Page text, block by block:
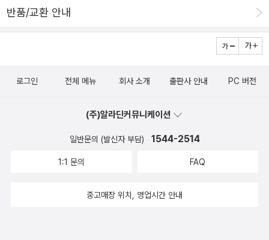
게 되더라구요.(커버가 있는 양장본인경우, 저는 커버가 찢어질까 우
라 좋았어요.) 토르- 천둥의 시대에 비해 그림체는 그리 멋지다 생각
되지 않지만, 스토리는 재미있었습니다. 가끔씩 어벤져스 멤버들이
까메오로 출연해 소소한 즐거움도 있었어요. 이제 토르의 이야기만
나타나면 무척 반가울것 같습니다. 처음에는 코믹스 가격이 비싸
고 다행이라는 생각이 들었어요. 키스 기펜 외 지음, 이규원 옮김
/ 시공사(만화) / 2016년 6월 마블 코믹스의 인기는 지구에서 활약
른 이야기를 펼쳐갑니다. '시빌워'를 향해서 '어벤져스'시리즈를 읽고
갑니다.페이퍼에 담고 보니 많은 책들이 출간되고 출간 예정이군
요. 암튼 시리즈를 구입해서 보려면 휘청할듯.마블 코믹스만 빌려 볼
수 있는 곳이 있었으면 좋겠어요. ^^ 출간일은 최근에 가까운데 이
매력적인지는 모르겠지만, 영화속 배우는 매력적입니다. ^^ (읽은후)
습니다. 그림도 스타일리시하지만, 전체적으로 스토리는 좀 아쉬웠습
니다. 대신 토르 외전이 더 재미있었어요. 토르 (읽은후) 토르 에피
상태가 좋습니다. 토르 한편만 읽으면 좀 아쉽겠지만, 아이언맨과 캡
은 최근이지만 내용상은 전으로 거슬러 올라갑니다. (읽은후) : 우주
반품/교환 안내
로그인 전체 메뉴 회사 소개 출판사 안내 PC 버전
(주)알라딘커뮤니케이션
일반문의 (발신자 부담) 1544-2514
1:1 문의 FAQ
중고매장 위치, 영업시간 안내